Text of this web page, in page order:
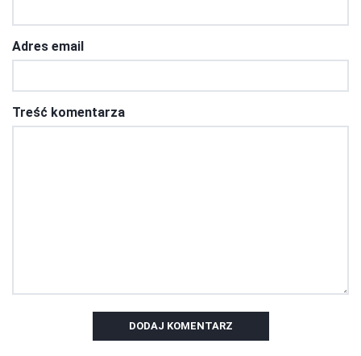
Adres email
Treść komentarza
DODAJ KOMENTARZ